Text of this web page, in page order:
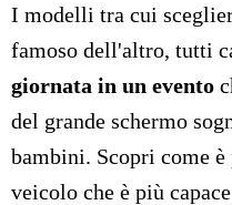
I modelli tra cui
famoso dell'altro, tutti
giornata in un evento
del grande schermo
bambini. Scopri come
veicolo che è più